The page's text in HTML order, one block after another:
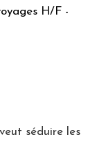
H/F -
séduire les